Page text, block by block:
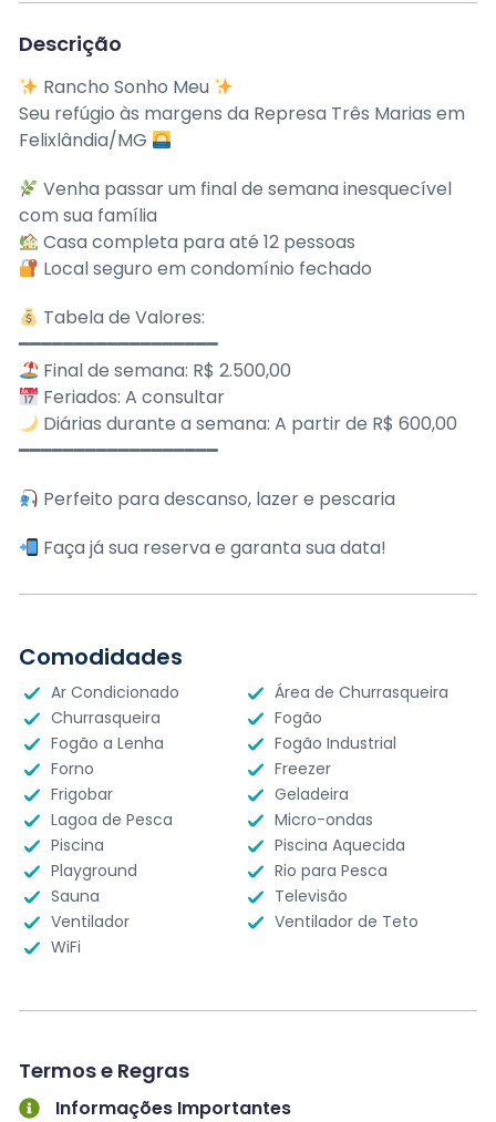
Descrição
Rancho Sonho Meu
Seu refúgio às margens da Represa Três Marias em
Felixlândia/MG
Venha passar um final de semana inesquecível
com sua família
Casa completa para até 12 pessoas
Local seguro em condomínio fechado
Tabela de Valores:
━━━━━━━━━━━━━━━━━━
Final de semana: R$ 2.500,00
Feriados: A consultar
Diárias durante a semana: A partir de R$ 600,00
━━━━━━━━━━━━━━━━━━
Perfeito para descanso, lazer e pescaria
Faça já sua reserva e garanta sua data!
Comodidades
Ar Condicionado
Área de Churrasqueira
Churrasqueira
Fogão
Fogão a Lenha
Fogão Industrial
Forno
Freezer
Frigobar
Geladeira
Lagoa de Pesca
Micro-ondas
Piscina
Piscina Aquecida
Playground
Rio para Pesca
Sauna
Televisão
Ventilador
Ventilador de Teto
WiFi
Termos e Regras
Informações Importantes